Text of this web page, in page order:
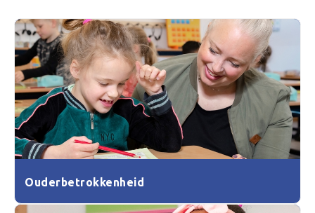
Ouderbetrokkenheid